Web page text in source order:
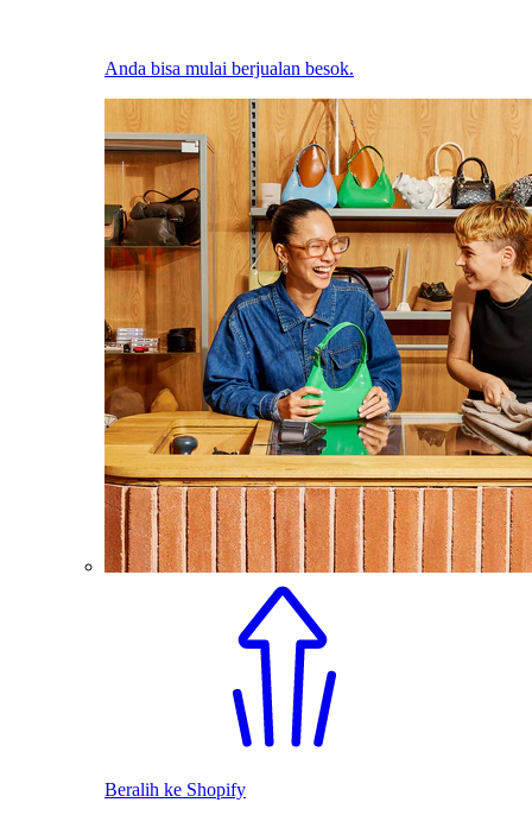
Anda bisa mulai berjualan besok.
Beralih ke Shopify